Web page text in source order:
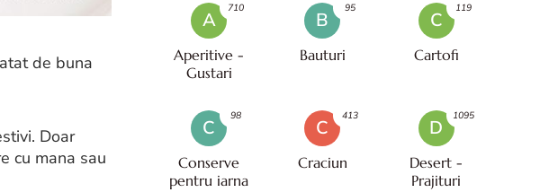
de buna
Doar
cu mana sau
A
Aperitive -
Gustari
710
B
Bauturi
95
C
Cartofi
119
C
Conserve
pentru iarna
98
C
Craciun
413
D
Desert -
Prajituri
1095